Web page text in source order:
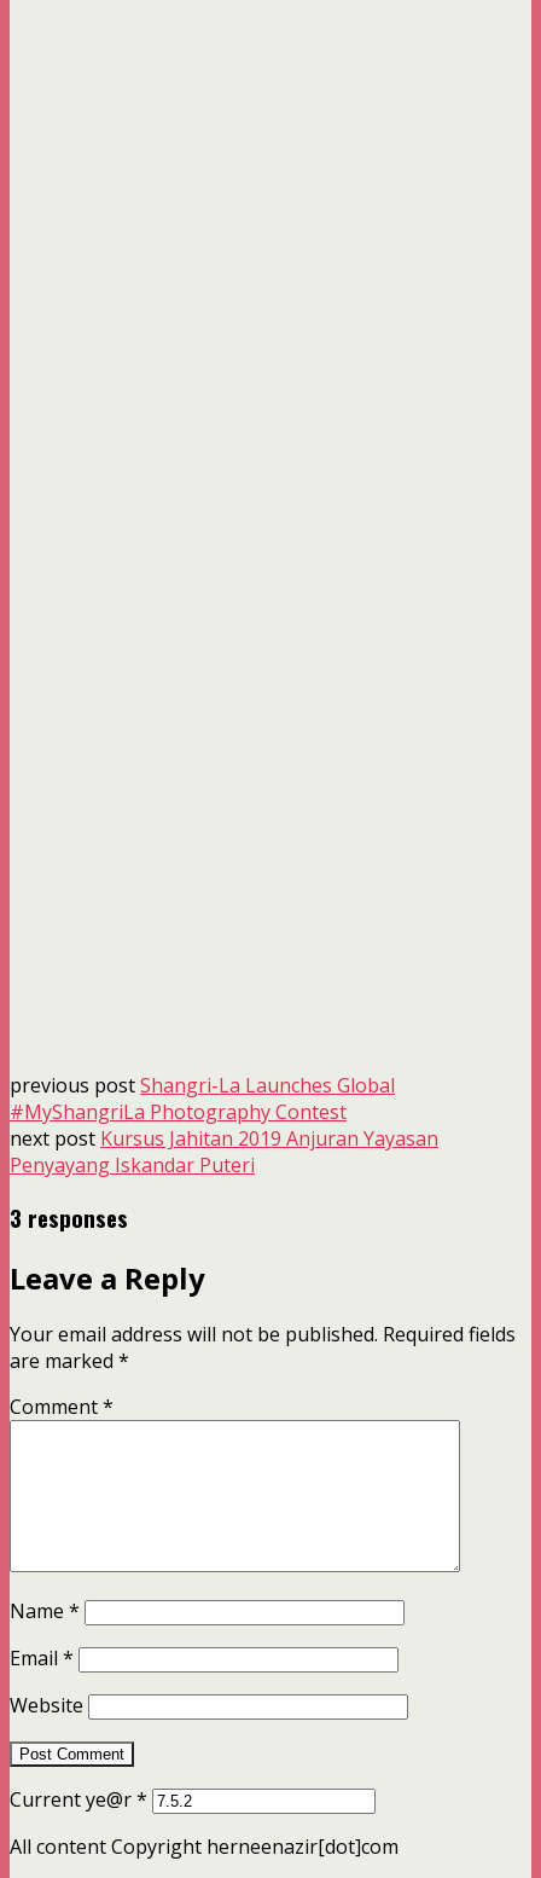
previous postShangri-La Launches Global
#MyShangriLa Photography Contest
next post Kursus Jahitan 2019 Anjuran Yayasan
Penyayang Iskandar Puteri
3 responses
Leave a Reply
Your email address will not be published. Required fields
are marked *
Comment*
Name *
Email *
Website
Current ye@r*
All content Copyright herneenazir[dot]com